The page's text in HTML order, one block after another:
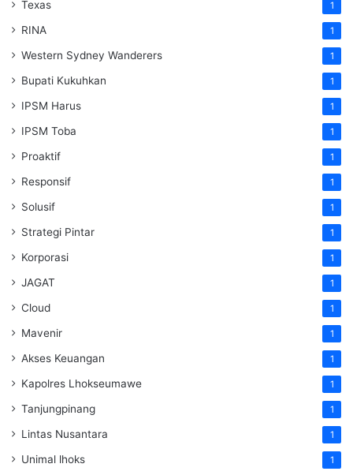
Texas 1
RINA 1
Western Sydney Wanderers 1
Bupati Kukuhkan 1
IPSM Harus 1
IPSM Toba 1
Proaktif 1
Responsif 1
Solusif 1
Strategi Pintar 1
Korporasi 1
JAGAT 1
Cloud 1
Mavenir 1
Akses Keuangan 1
Kapolres Lhokseumawe 1
Tanjungpinang 1
Lintas Nusantara 1
Unimal lhoks 1